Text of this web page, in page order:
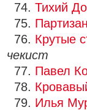
74. Тихий
75.
76. Крутые
чекист
77. Павел
78.
79. Илья